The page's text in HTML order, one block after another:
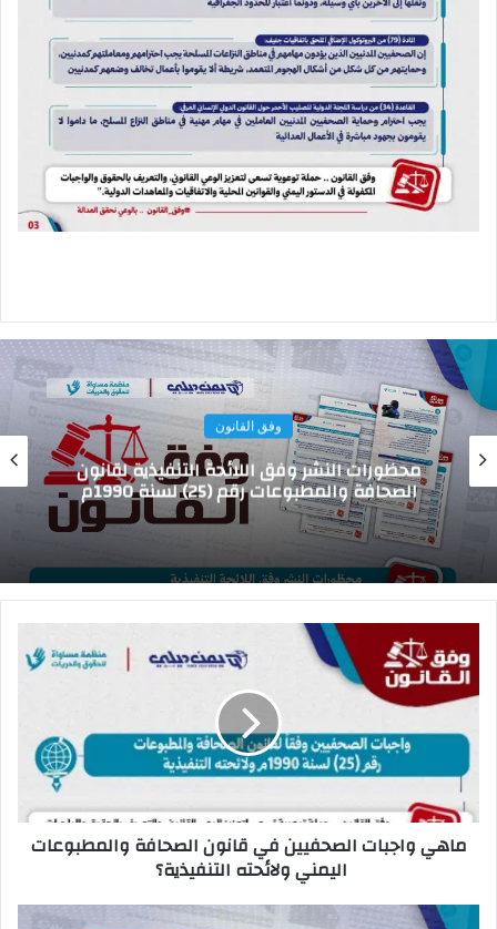
وفق القانون
ما هي محظورات النشر الصحفي في شؤون
القضاء وفقاً للائحة التنفيذية لقانون الصحافة
والمطبوعات اليمني؟”
ماهي واجبات الصحفيين في قانون الصحافة والمطبوعات
اليمني ولائحته التنفيذية؟